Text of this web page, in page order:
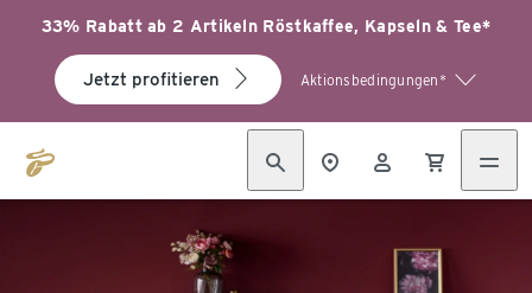
33% Rabatt ab 2 Artikeln Röstkaffee, Kapseln & Tee*
Jetzt profitieren Aktionsbedingungen*